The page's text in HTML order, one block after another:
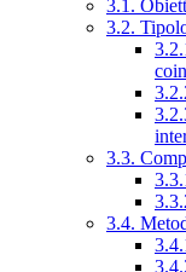
3.1.
3.2.
3.3.
3.4.